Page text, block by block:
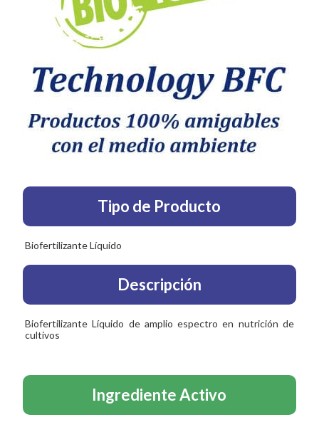
Tipo de Producto
Biofertilizante Líquido
Descripción
Biofertilizante Líquido de amplio espectro en nutrición de
cultivos
Ingrediente Activo